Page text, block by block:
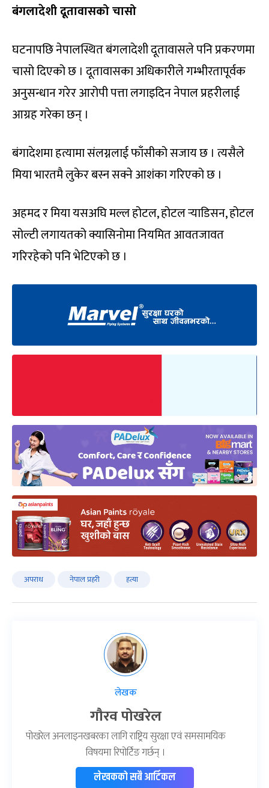
बंगलादेशी दूतावासको चासो
घटनापछि नेपालस्थित बंगलादेशी दूतावासले पनि प्रकरणमा
चासो दिएको छ । दूतावासका अधिकारीले गम्भीरतापूर्वक
अनुसन्धान गरेर आरोपी पत्ता लगाइदिन नेपाल प्रहरीलाई
आग्रह गरेका छन् ।
बंगादेशमा हत्यामा संलग्नलाई फाँसीको सजाय छ । त्यसैले
मिया भारतमै लुकेर बस्न सक्ने आशंका गरिएको छ ।
अहमद र मिया यसअघि मल्ल होटल, होटल र्‍याडिसन, होटल
सोल्टी लगायतको क्यासिनोमा नियमित आवतजावत
गरिरहेको पनि भेटिएको छ ।
अपराध नेपाल प्रहरी हत्या
लेखक
गौरव पोखरेल
पोखरेल अनलाइनखबरका लागि राष्ट्रिय सुरक्षा एवं समसामयिक
विषयमा रिपोर्टिङ गर्छन् ।
लेखकको सबै आर्टिकल